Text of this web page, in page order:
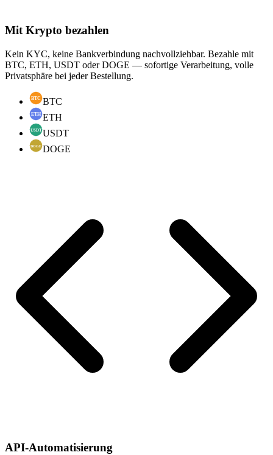
Mit Krypto bezahlen
Kein KYC, keine Bankverbindung nachvollziehbar. Bezahle mit
BTC, ETH, USDT oder DOGE — sofortige Verarbeitung, volle
Privatsphäre bei jeder Bestellung.
BTC
ETH
USDT
DOGE
API-Automatisierung